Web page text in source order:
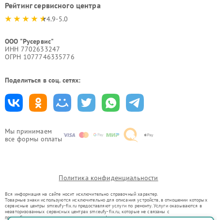
Мы принимаем
все формы оплаты
Рейтинг сервисного центра
4.9-5.0
ООО "Русервис"
ИНН 7702633247
ОГРН 1077746335776
Поделиться в соц. сетях:
Политика конфиденциальности
Вся информация на сайте носит исключительно справочный характер.
Товарные знаки используются исключительно для описания устройств, в отношении которых
сервисные центры smr.eufy-fix.ru предоставляют услуги по ремонту. Услуги оказываются в
неавторизованных сервисных центрах smr.eufy-fix.ru, которые не связаны с
правообладателями товарных знаков или их официальными представителями.